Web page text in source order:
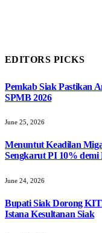
EDITORS PICKS
Pemkab Siak Pastikan
SPMB 2026
June 25, 2026
Menuntut Keadilan
Sengkarut PI 10% demi
June 24, 2026
Bupati Siak Dorong
Istana Kesultanan Siak